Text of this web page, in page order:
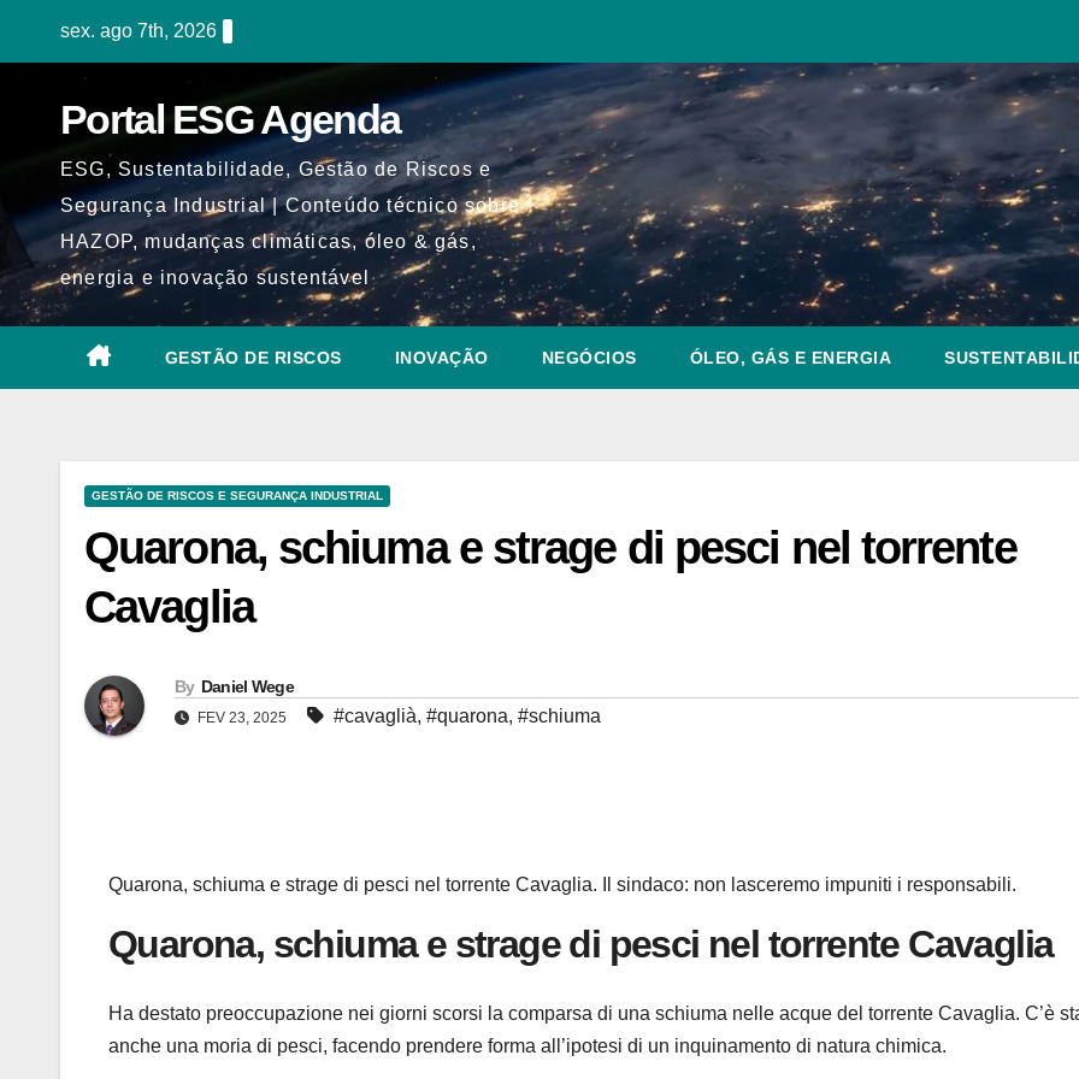
sex. ago 7th, 2026
Portal ESG Agenda
ESG, Sustentabilidade, Gestão de Riscos e
Segurança Industrial | Conteúdo técnico sobre
HAZOP, mudanças climáticas, óleo & gás,
energia e inovação sustentável
GESTÃO DE RISCOS INOVAÇÃO NEGÓCIOS ÓLEO, GÁS E ENERGIA
GESTÃO DE RISCOS E SEGURANÇA INDUSTRIAL
Quarona, schiuma e strage di pesci nel torrente
Cavaglia
By Daniel Wege
FEV 23, 2025 #cavaglià, #quarona, #schiuma
Quarona, schiuma e strage di pesci nel torrente Cavaglia. Il sindaco: non lasceremo impuniti i responsabili.
Quarona, schiuma e strage di pesci nel torrente Cavaglia
Ha destato preoccupazione nei giorni scorsi la comparsa di una schiuma nelle acque del torrente Cavaglia. C’è
anche una moria di pesci, facendo prendere forma all’ipotesi di un inquinamento di natura chimica.